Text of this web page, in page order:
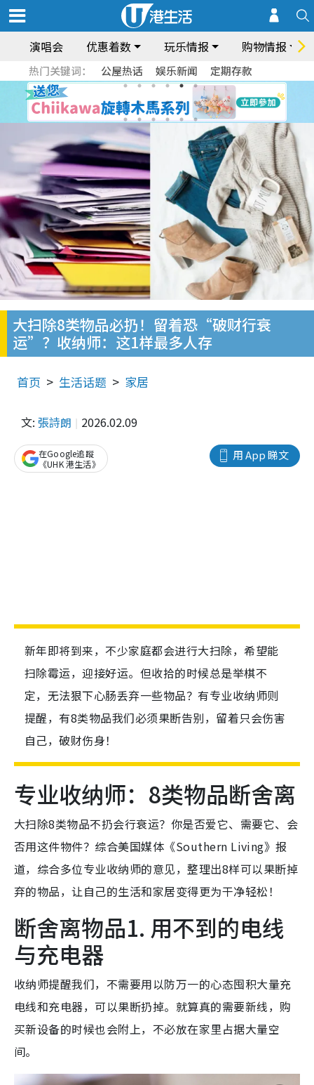
演唱会 优惠着数 玩乐情报 购物情报
热门关键词： 公屋热话 娱乐新闻 定期存款
大扫除8类物品必扔！留着恐“破财行衰
运”？收纳师：这1样最多人存
首页 生活话题 家居
文: 張詩朗 2026.02.09
用 App 睇文
在Google追蹤
《UHK 港生活》
新年即将到来，不少家庭都会进行大扫除，希望能
扫除霉运，迎接好运。但收拾的时候总是举棋不
定，无法狠下心肠丢弃一些物品？有专业收纳师则
提醒，有8类物品我们必须果断告别，留着只会伤害
自己，破财伤身！
专业收纳师：8类物品断舍离
大扫除8类物品不扔会行衰运？你是否爱它、需要它、会
否用这件物件？综合美国媒体《Southern Living》报
道，综合多位专业收纳师的意见，整理出8样可以果断掉
弃的物品，让自己的生活和家居变得更为干净轻松！
断舍离物品1. 用不到的电线
与充电器
收纳师提醒我们，不需要用以防万一的心态囤积大量充
电线和充电器，可以果断扔掉。就算真的需要新线，购
买新设备的时候也会附上，不必放在家里占据大量空
间。